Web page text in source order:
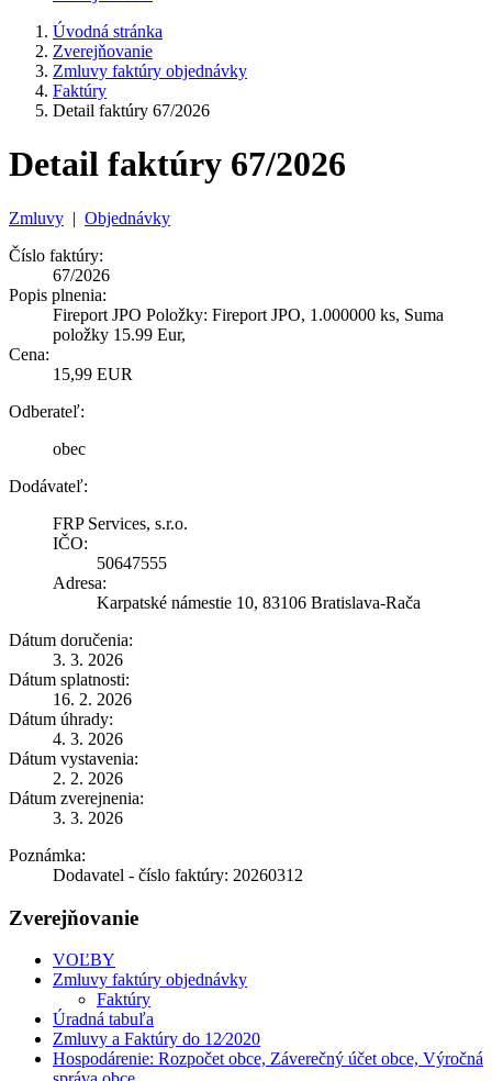
Úvodná stránka
Zverejňovanie
Zmluvy faktúry objednávky
Faktúry
Detail faktúry 67/2026
Detail faktúry 67/2026
Zmluvy | Objednávky
Číslo faktúry:
67/2026
Popis plnenia:
Fireport JPO Položky: Fireport JPO, 1.000000 ks, Suma
položky 15.99 Eur,
Cena:
15,99 EUR
Odberateľ:
obec
Dodávateľ:
FRP Services, s.r.o.
IČO:
50647555
Adresa:
Karpatské námestie 10, 83106 Bratislava-Rača
Dátum doručenia:
3. 3. 2026
Dátum splatnosti:
16. 2. 2026
Dátum úhrady:
4. 3. 2026
Dátum vystavenia:
2. 2. 2026
Dátum zverejnenia:
3. 3. 2026
Poznámka:
Dodavatel - číslo faktúry: 20260312
Zverejňovanie
VOĽBY
Zmluvy faktúry objednávky
Faktúry
Úradná tabuľa
Zmluvy a Faktúry do 12⁄2020
Hospodárenie: Rozpočet obce, Záverečný účet obce, Výročná